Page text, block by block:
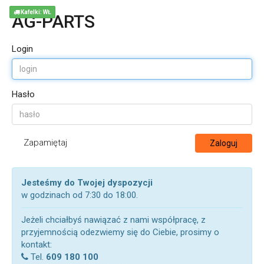
AG-PARTS
Login
Hasło
Zapamiętaj Zaloguj
Jesteśmy do Twojej dyspozycji
w godzinach od 7:30 do 18:00.
Jeżeli chciałbyś nawiązać z nami współpracę, z
przyjemnością odezwiemy się do Ciebie, prosimy o
kontakt:
Tel. 609 180 100
Kafelki: WŁ